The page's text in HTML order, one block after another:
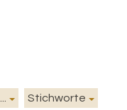
Stichworte